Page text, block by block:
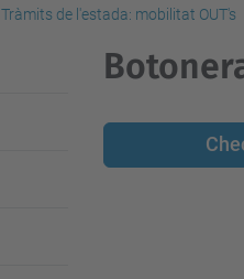
Tràmits de l'estada: mobilitat OUT's